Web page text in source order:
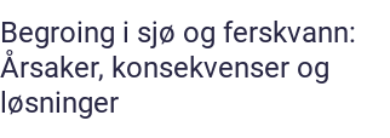
Begroing i sjø og ferskvann:
Årsaker, konsekvenser og
løsninger